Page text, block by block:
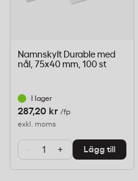
Namnskylt Durable med
nål, 75x40 mm, 100 st
I lager
287,20 kr /fp
exkl. moms
- + Lägg till